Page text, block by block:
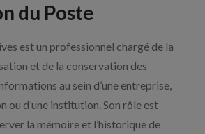
du Poste
est un professionnel chargé de la
et de la conservation des
au sein d’une entreprise,
ou d’une institution. Son rôle est
la mémoire et l’historique de